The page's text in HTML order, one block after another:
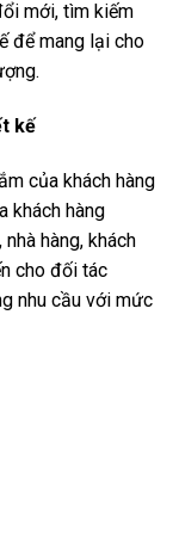
mới, tìm kiếm
để mang lại cho
kế
của khách hàng
khách hàng
hàng, khách
cho đối tác
nhu cầu với mức